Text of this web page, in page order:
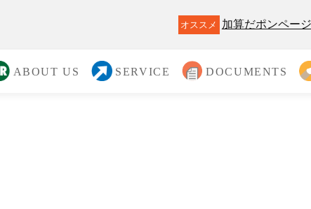
加算だポンペー
ABOUT US SERVICE DOCUMENTS